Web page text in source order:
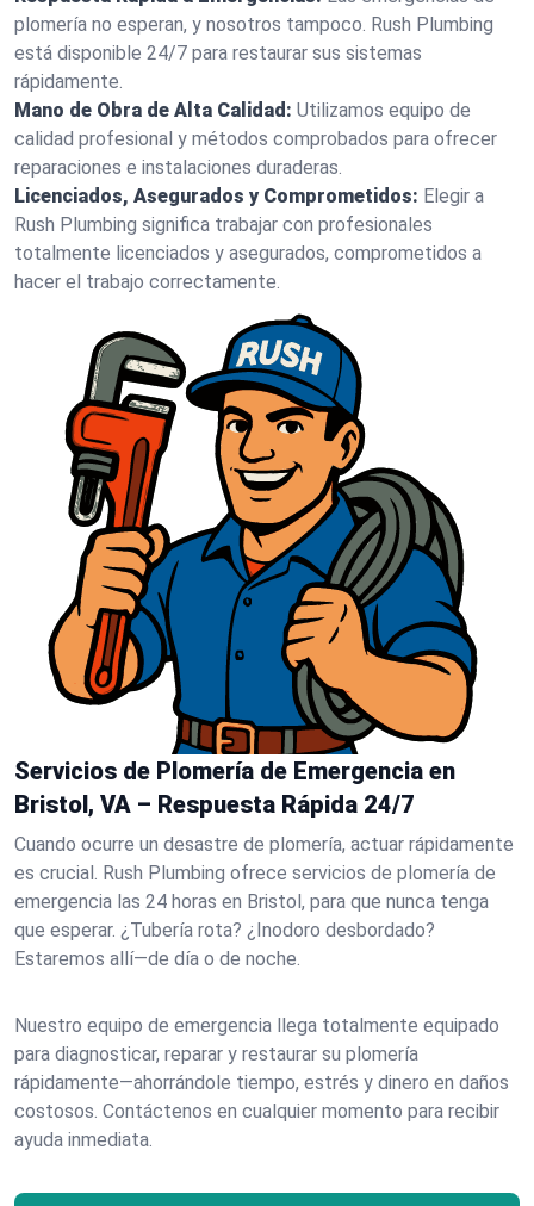
plomería no esperan, y nosotros tampoco. Rush Plumbing
está disponible 24/7 para restaurar sus sistemas
rápidamente.
Mano de Obra de Alta Calidad: Utilizamos equipo de
calidad profesional y métodos comprobados para ofrecer
reparaciones e instalaciones duraderas.
Licenciados, Asegurados y Comprometidos: Elegir a
Rush Plumbing significa trabajar con profesionales
totalmente licenciados y asegurados, comprometidos a
hacer el trabajo correctamente.
Servicios de Plomería de Emergencia en
Bristol, VA – Respuesta Rápida 24/7
Cuando ocurre un desastre de plomería, actuar rápidamente
es crucial. Rush Plumbing ofrece servicios de plomería de
emergencia las 24 horas en Bristol, para que nunca tenga
que esperar. ¿Tubería rota? ¿Inodoro desbordado?
Estaremos allí—de día o de noche.
Nuestro equipo de emergencia llega totalmente equipado
para diagnosticar, reparar y restaurar su plomería
rápidamente—ahorrándole tiempo, estrés y dinero en daños
costosos. Contáctenos en cualquier momento para recibir
ayuda inmediata.